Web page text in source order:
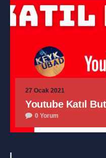
27 Ocak 2021
Youtube Katıl
0 Yorum